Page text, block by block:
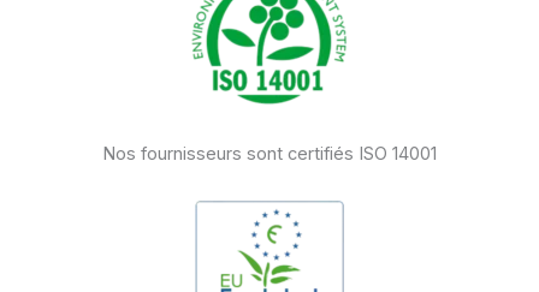
Nos fournisseurs sont certifiés ISO 14001